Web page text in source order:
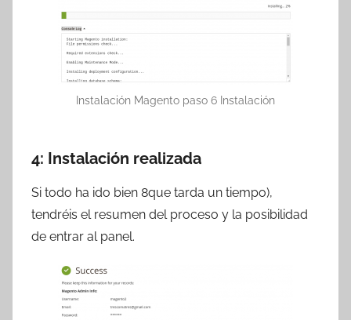
Instalación Magento paso 6 Instalación
4: Instalación realizada
Si todo ha ido bien 8que tarda un tiempo),
tendréis el resumen del proceso y la posibilidad
de entrar al panel.